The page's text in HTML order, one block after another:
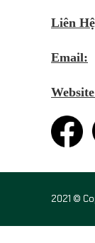
Liên
Email:
2021 ©